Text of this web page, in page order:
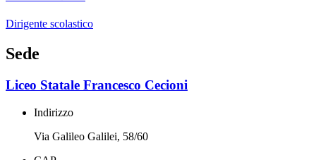
Dirigente scolastico
Sede
Liceo Statale Francesco Cecioni
Indirizzo
Via Galileo Galilei, 58/60